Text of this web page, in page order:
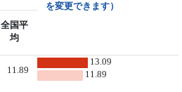
を変更できます）
全国平
均
11.89
13.09
11.89